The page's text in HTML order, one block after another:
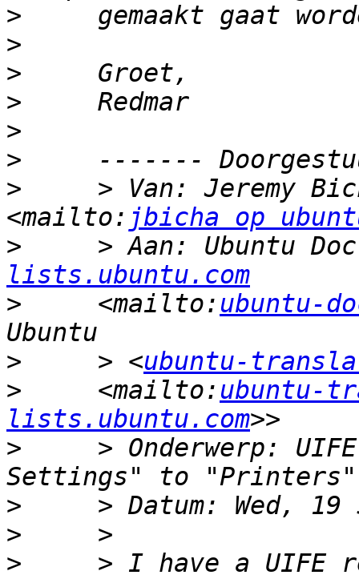
>
>
>
>
>
>
>
> Van: Jeremy
<mailto: jbicha op
>
> Aan: Ubuntu
lists.ubuntu.com
>
     <mailto:
ubuntu-
>
     > <
ubuntu-
>
     <mailto:
ubuntu-
lists.ubuntu.com
>
> Onderwerp:
>
>
>
> I have a UIFE